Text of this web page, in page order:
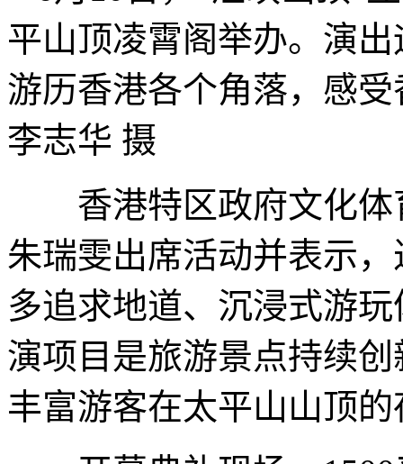
平山顶凌霄阁举办。演
游历香港各个角落，感
李志华 摄
香港特区政府文化体
朱瑞雯出席活动并表示
多追求地道、沉浸式游
演项目是旅游景点持续
丰富游客在太平山山顶